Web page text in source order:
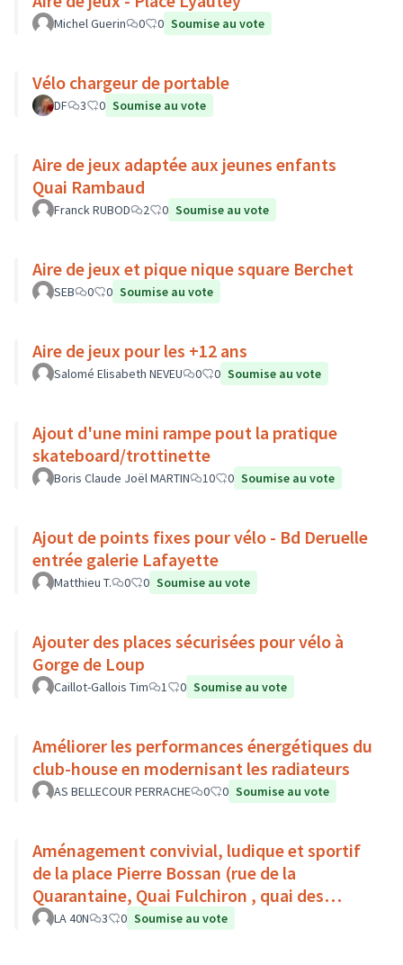
Michel Guerin 0 0 Soumise au vote
Vélo chargeur de portable
DF 3 0 Soumise au vote
Aire de jeux adaptée aux jeunes enfants
Quai Rambaud
Franck RUBOD 2 0 Soumise au vote
Aire de jeux et pique nique square Berchet
SEB 0 0 Soumise au vote
Aire de jeux pour les +12 ans
Salomé Elisabeth NEVEU 0 0 Soumise au vote
Ajout d'une mini rampe pout la pratique
skateboard/trottinette
Boris Claude Joël MARTIN 10 0 Soumise au vote
Ajout de points fixes pour vélo - Bd Deruelle
entrée galerie Lafayette
Matthieu T. 0 0 Soumise au vote
Ajouter des places sécurisées pour vélo à
Gorge de Loup
Caillot-Gallois Tim 1 0 Soumise au vote
Améliorer les performances énergétiques du
club-house en modernisant les radiateurs
AS BELLECOUR PERRACHE 0 0 Soumise au vote
Aménagement convivial, ludique et sportif
de la place Pierre Bossan (rue de la
Quarantaine, Quai Fulchiron , quai des
étroits, Montée de Chouans)
LA 40N 3 0 Soumise au vote